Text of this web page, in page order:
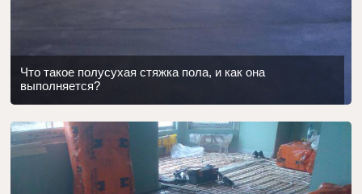
Что такое полусухая стяжка пола, и как она
выполняется?